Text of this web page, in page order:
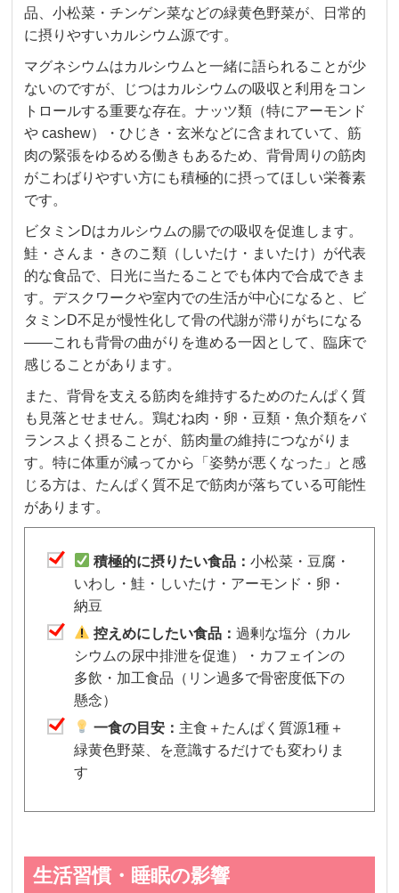
品、小松菜・チンゲン菜などの緑黄色野菜が、日常的
に摂りやすいカルシウム源です。
マグネシウムはカルシウムと一緒に語られることが少
ないのですが、じつはカルシウムの吸収と利用をコン
トロールする重要な存在。ナッツ類（特にアーモンド
や cashew）・ひじき・玄米などに含まれていて、筋
肉の緊張をゆるめる働きもあるため、背骨周りの筋肉
がこわばりやすい方にも積極的に摂ってほしい栄養素
です。
ビタミンDはカルシウムの腸での吸収を促進します。
鮭・さんま・きのこ類（しいたけ・まいたけ）が代表
的な食品で、日光に当たることでも体内で合成できま
す。デスクワークや室内での生活が中心になると、ビ
タミンD不足が慢性化して骨の代謝が滞りがちになる
——これも背骨の曲がりを進める一因として、臨床で
感じることがあります。
また、背骨を支える筋肉を維持するためのたんぱく質
も見落とせません。鶏むね肉・卵・豆類・魚介類をバ
ランスよく摂ることが、筋肉量の維持につながりま
す。特に体重が減ってから「姿勢が悪くなった」と感
じる方は、たんぱく質不足で筋肉が落ちている可能性
があります。
積極的に摂りたい食品：小松菜・豆腐・
いわし・鮭・しいたけ・アーモンド・卵・
納豆
控えめにしたい食品：過剰な塩分（カル
シウムの尿中排泄を促進）・カフェインの
多飲・加工食品（リン過多で骨密度低下の
懸念）
一食の目安： 主食＋たんぱく質源1種＋
緑黄色野菜、を意識するだけでも変わりま
す
生活習慣・睡眠の影響